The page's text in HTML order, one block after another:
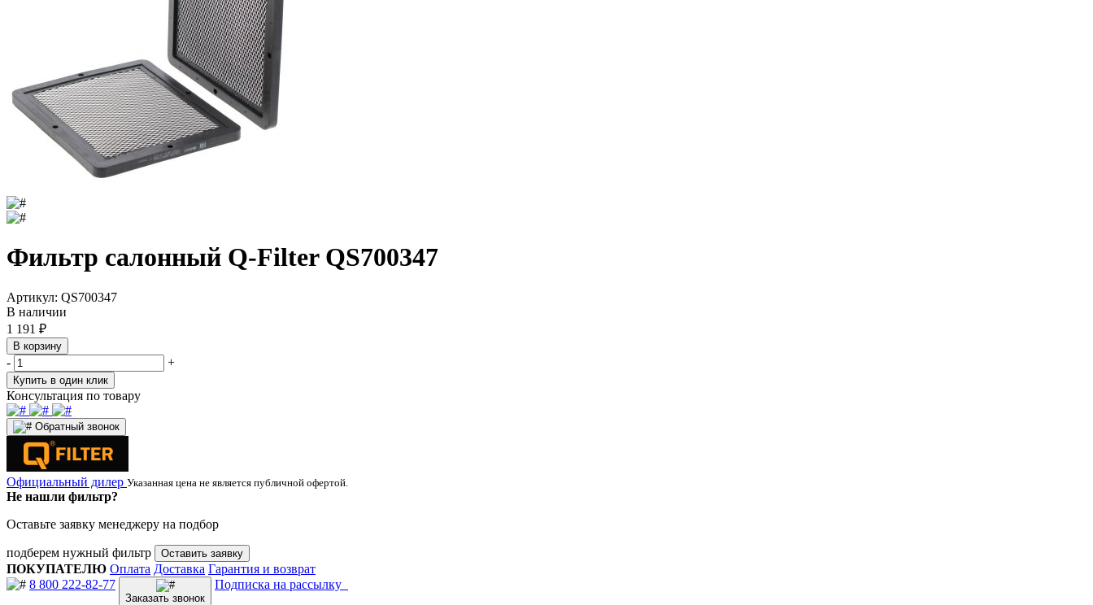
Фильтр салонный Q-Filter QS700347
Артикул: QS700347
В наличии
1 191 ₽
В корзину
- +
Купить в один клик
Консультация по товару
Обратный звонок
Официальный дилер Указанная цена не является публичной офертой.
Не нашли фильтр?
Оставьте заявку менеджеру на подбор
подберем нужный фильтр Оставить заявку
ПОКУПАТЕЛЮ Оплата Доставка Гарантия и возврат
8 800 222-82-77
Заказать звонок
Подписка на рассылку